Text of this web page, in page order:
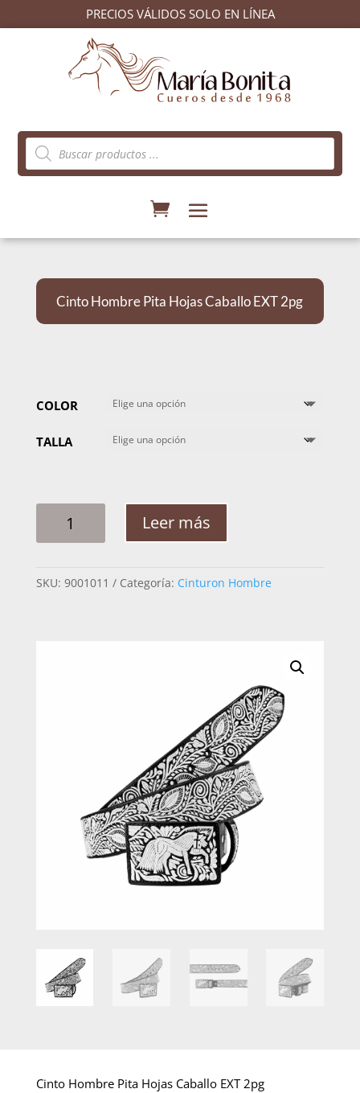
PRECIOS VÁLIDOS SOLO EN LÍNEA
Búsqueda
de
productos
Cinto Hombre Pita Hojas Caballo EXT 2pg
COLOR
TALLA
HOMBRE
CABALLO
Leer más
SKU: 9001011 Categoría: Cinturon Hombre
Cinto Hombre Pita Hojas Caballo EXT 2pg